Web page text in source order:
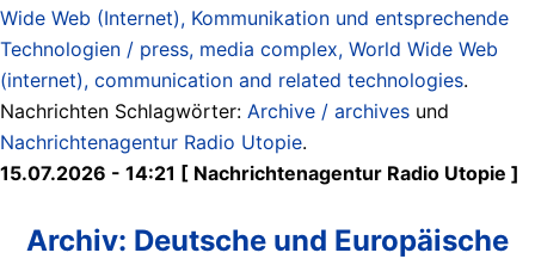
Wide Web (Internet), Kommunikation und entsprechende
Technologien / press, media complex, World Wide Web
(internet), communication and related technologies.
Nachrichten Schlagwörter: Archive / archives und
Nachrichtenagentur Radio Utopie.
15.07.2026 - 14:21 [ Nachrichtenagentur Radio Utopie ]
Archiv: Deutsche und Europäische